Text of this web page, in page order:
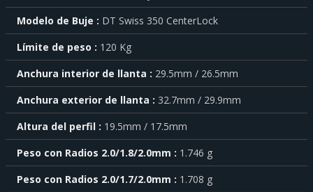
cada
característica
haga
click
sobre
símbolo
.
También
mostrar
toda
información.
Modelo de Buje
DT Swiss 350 CenterLock
Límite de peso
120 Kg
Anchura interior de llanta
29.5mm / 26.5mm
Anchura exterior de llanta
32.7mm / 29.9mm
Altura del perfil
19.5mm / 17.5mm
Peso con Radios 2.0/1.8/2.0mm
1.746 g
Peso con Radios 2.0/1.7/2.0mm
1.708 g